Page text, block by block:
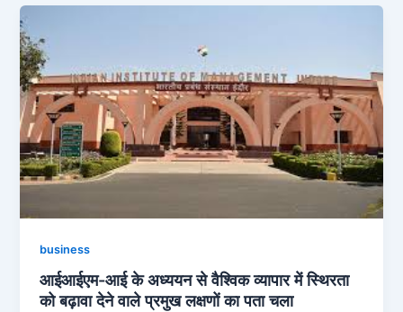
business
आईआईएम-आई के अध्ययन से वैश्विक व्यापार में स्थिरता
को बढ़ावा देने वाले प्रमुख लक्षणों का पता चला